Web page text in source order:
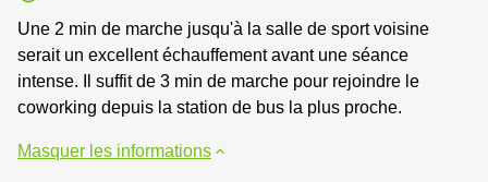
Une 2 min de marche jusqu'à la salle de sport voisine
serait un excellent échauffement avant une séance
intense. Il suffit de 3 min de marche pour rejoindre le
coworking depuis la station de bus la plus proche.
Masquer les informations